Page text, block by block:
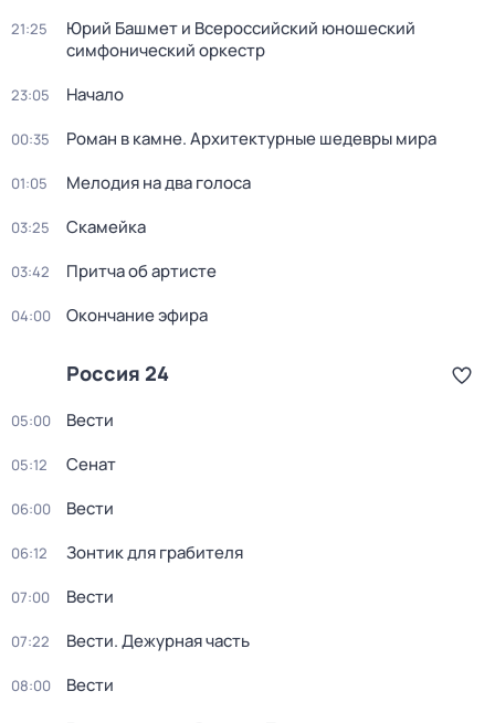
21:25
Юрий Башмет и Всероссийский юношеский
симфонический оркестр
23:05 Начало
00:35 Роман в камне. Архитектурные шедевры мира
01:05 Мелодия на два голоса
03:25 Скамейка
03:42 Притча об артисте
04:00 Окончание эфира
Россия 24
05:00 Вести
05:12 Сенат
06:00 Вести
06:12 Зонтик для грабителя
07:00 Вести
07:22 Вести. Дежурная часть
08:00 Вести